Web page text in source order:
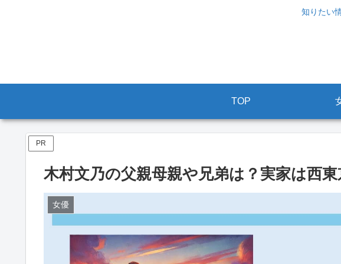
知りたい
TOP
PR
木村文乃の父親母親や兄弟は？実家は西
女優